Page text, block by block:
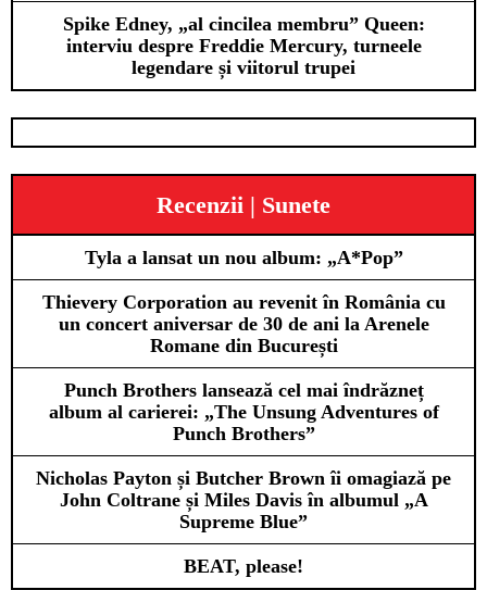
Spike Edney, „al cincilea membru” Queen:
interviu despre Freddie Mercury, turneele
legendare și viitorul trupei
Recenzii | Sunete
Tyla a lansat un nou album: „A*Pop”
Thievery Corporation au revenit în România cu
un concert aniversar de 30 de ani la Arenele
Romane din București
Punch Brothers lansează cel mai îndrăzneț
album al carierei: „The Unsung Adventures of
Punch Brothers”
Nicholas Payton și Butcher Brown îi omagiază pe
John Coltrane și Miles Davis în albumul „A
Supreme Blue”
BEAT, please!